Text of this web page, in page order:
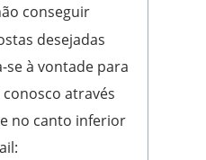
conseguir
desejadas
se à vontade para
através
no canto inferior